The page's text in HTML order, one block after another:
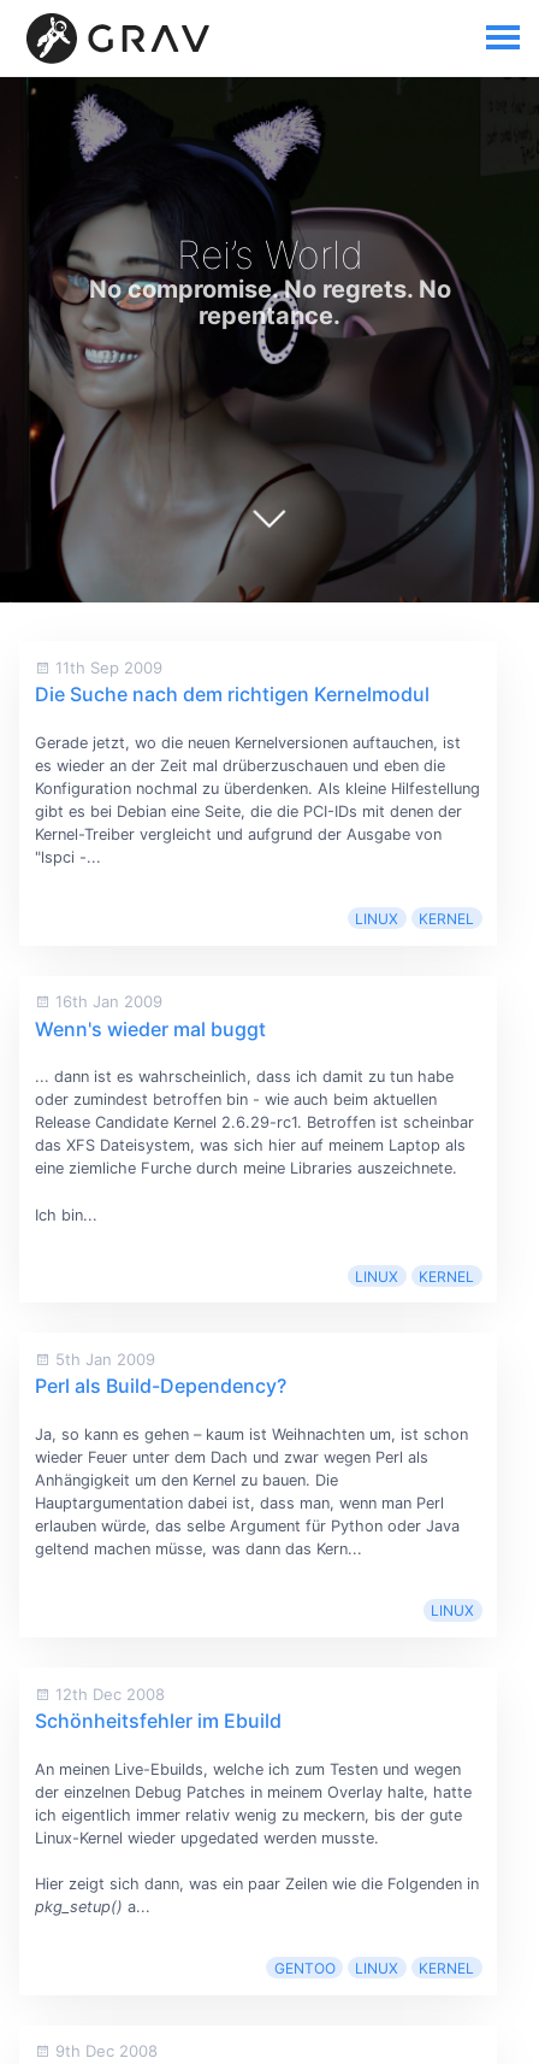
Rei’s World
No compromise. No regrets. No
repentance.
11th Sep 2009
Die Suche nach dem richtigen Kernelmodul
Gerade jetzt, wo die neuen Kernelversionen auftauchen, ist
es wieder an der Zeit mal drüberzuschauen und eben die
Konfiguration nochmal zu überdenken. Als kleine Hilfestellung
gibt es bei Debian eine Seite, die die PCI-IDs mit denen der
Kernel-Treiber vergleicht und aufgrund der Ausgabe von
"lspci -...
LINUX KERNEL
16th Jan 2009
Wenn's wieder mal buggt
... dann ist es wahrscheinlich, dass ich damit zu tun habe
oder zumindest betroffen bin - wie auch beim aktuellen
Release Candidate Kernel 2.6.29-rc1. Betroffen ist scheinbar
das XFS Dateisystem, was sich hier auf meinem Laptop als
eine ziemliche Furche durch meine Libraries auszeichnete.
Ich bin...
LINUX KERNEL
5th Jan 2009
Perl als Build-Dependency?
Ja, so kann es gehen – kaum ist Weihnachten um, ist schon
wieder Feuer unter dem Dach und zwar wegen Perl als
Anhängigkeit um den Kernel zu bauen. Die
Hauptargumentation dabei ist, dass man, wenn man Perl
erlauben würde, das selbe Argument für Python oder Java
geltend machen müsse, was dann das Kern...
LINUX
12th Dec 2008
Schönheitsfehler im Ebuild
An meinen Live-Ebuilds, welche ich zum Testen und wegen
der einzelnen Debug Patches in meinem Overlay halte, hatte
ich eigentlich immer relativ wenig zu meckern, bis der gute
Linux-Kernel wieder upgedated werden musste.
Hier zeigt sich dann, was ein paar Zeilen wie die Folgenden in
pkg_setup() a...
GENTOO LINUX KERNEL
9th Dec 2008